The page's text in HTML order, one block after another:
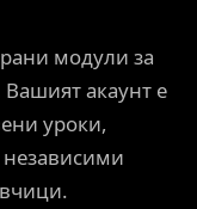
модули за
акаунт е
уроки,
независими